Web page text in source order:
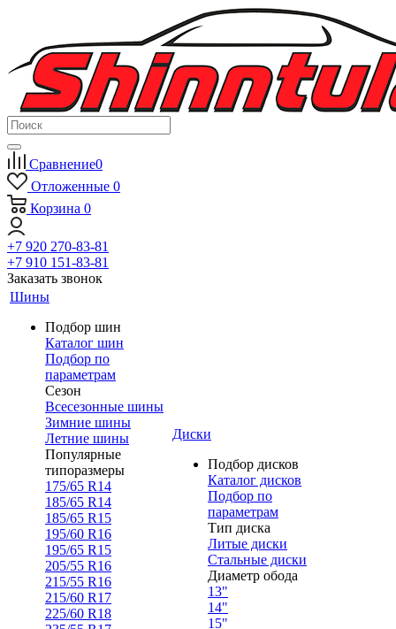
Сравнение0
Отложенные 0
Корзина 0
+7 920 270-83-81
+7 910 151-83-81
Заказать звонок
Шины
Подбор шин
Каталог шин
Подбор по
параметрам
Сезон
Всесезонные шины
Зимние шины
Летние шины
Популярные
типоразмеры
175/65 R14
185/65 R14
185/65 R15
195/60 R16
195/65 R15
205/55 R16
215/55 R16
215/60 R17
225/60 R18
Диски
Подбор дисков
Каталог дисков
Подбор по
параметрам
Тип диска
Литые диски
Стальные диски
Диаметр обода
13"
14"
15"